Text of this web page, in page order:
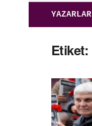
YAZARLAR
Etiket: